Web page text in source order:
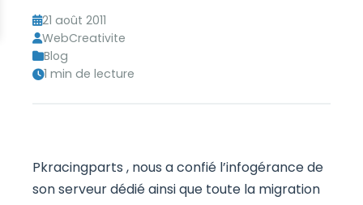
21 août 2011
WebCreativite
Blog
1 min de lecture
Pkracingparts , nous a confié l’infogérance de
son serveur dédié ainsi que toute la migration